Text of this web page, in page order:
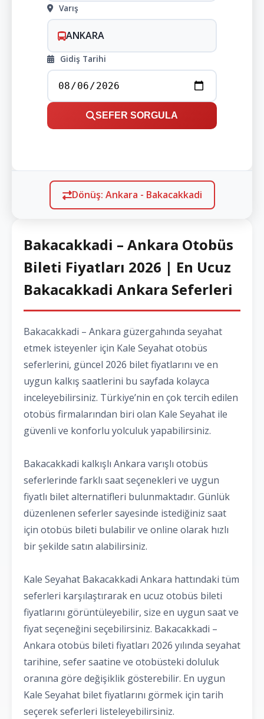
Varış
ANKARA
Gidiş Tarihi
SEFER SORGULA
Dönüş: Ankara - Bakacakkadi
Bakacakkadi – Ankara Otobüs
Bileti Fiyatları 2026 | En Ucuz
Bakacakkadi Ankara Seferleri
Bakacakkadi – Ankara güzergahında seyahat
etmek isteyenler için Kale Seyahat otobüs
seferlerini, güncel 2026 bilet fiyatlarını ve en
uygun kalkış saatlerini bu sayfada kolayca
inceleyebilirsiniz. Türkiye’nin en çok tercih edilen
otobüs firmalarından biri olan Kale Seyahat ile
güvenli ve konforlu yolculuk yapabilirsiniz.
Bakacakkadi kalkışlı Ankara varışlı otobüs
seferlerinde farklı saat seçenekleri ve uygun
fiyatlı bilet alternatifleri bulunmaktadır. Günlük
düzenlenen seferler sayesinde istediğiniz saat
için otobüs bileti bulabilir ve online olarak hızlı
bir şekilde satın alabilirsiniz.
Kale Seyahat Bakacakkadi Ankara hattındaki tüm
seferleri karşılaştırarak en ucuz otobüs bileti
fiyatlarını görüntüleyebilir, size en uygun saat ve
fiyat seçeneğini seçebilirsiniz. Bakacakkadi –
Ankara otobüs bileti fiyatları 2026 yılında seyahat
tarihine, sefer saatine ve otobüsteki doluluk
oranına göre değişiklik gösterebilir. En uygun
Kale Seyahat bilet fiyatlarını görmek için tarih
seçerek seferleri listeleyebilirsiniz.